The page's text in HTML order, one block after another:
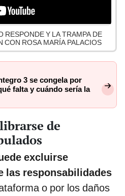
RESPONDE Y LA TRAMPA DE
CON ROSA MARÍA PALACIOS
3 se congela por
falta y cuándo sería la
de
excluirse
las responsabilidades
o por los daños